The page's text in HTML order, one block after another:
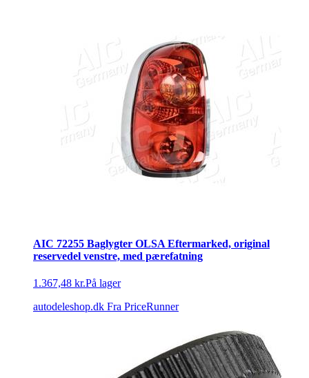
AIC 72255 Baglygter OLSA Eftermarked, original
reservedel venstre, med pærefatning
1.367,48 kr.På lager
autodeleshop.dk Fra PriceRunner